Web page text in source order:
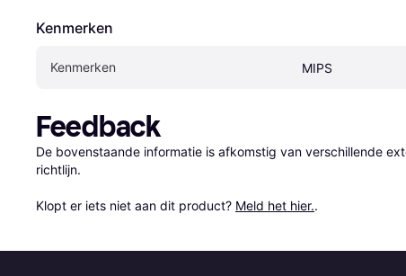
Kenmerken
Kenmerken MIPS
Feedback
De bovenstaande informatie is afkomstig van verschillende
richtlijn.
Klopt er iets niet aan dit product? Meld het hier..